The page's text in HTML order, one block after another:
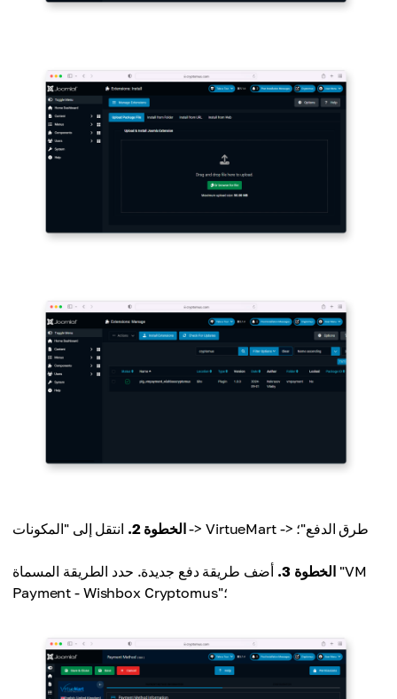
الخطوة 2. انتقل إلى "المكونات -> VirtueMart -> طرق الدفع"؛
الخطوة 3.
أضف طريقة دفع جديدة. حدد الطريقة المسماة "VM
Payment - Wishbox Cryptomus"؛